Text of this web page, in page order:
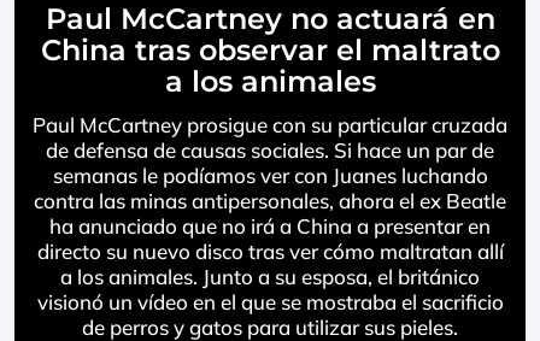
Paul McCartney no actuará en
China tras observar el maltrato
a los animales
Paul McCartney prosigue con su particular cruzada
de defensa de causas sociales. Si hace un par de
semanas le podíamos ver con Juanes luchando
contra las minas antipersonales, ahora el ex Beatle
ha anunciado que no irá a China a presentar en
directo su nuevo disco tras ver cómo maltratan allí
a los animales. Junto a su esposa, el británico
visionó un vídeo en el que se mostraba el sacrificio
de perros y gatos para utilizar sus pieles.